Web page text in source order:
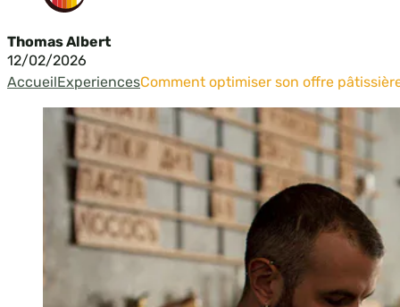
Thomas Albert
12/02/2026
AccueilExperiencesComment optimiser son offre